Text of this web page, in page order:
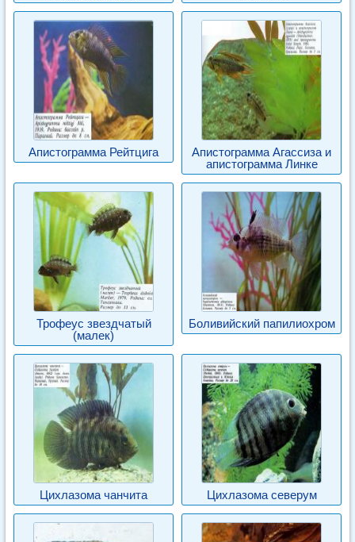
Апистограмма Рейтцига
Апистограмма Агассиза и
апистограмма Линке
Трофеус звездчатый
(малек)
Боливийский папилиохром
Цихлазома чанчита Цихлазома северум